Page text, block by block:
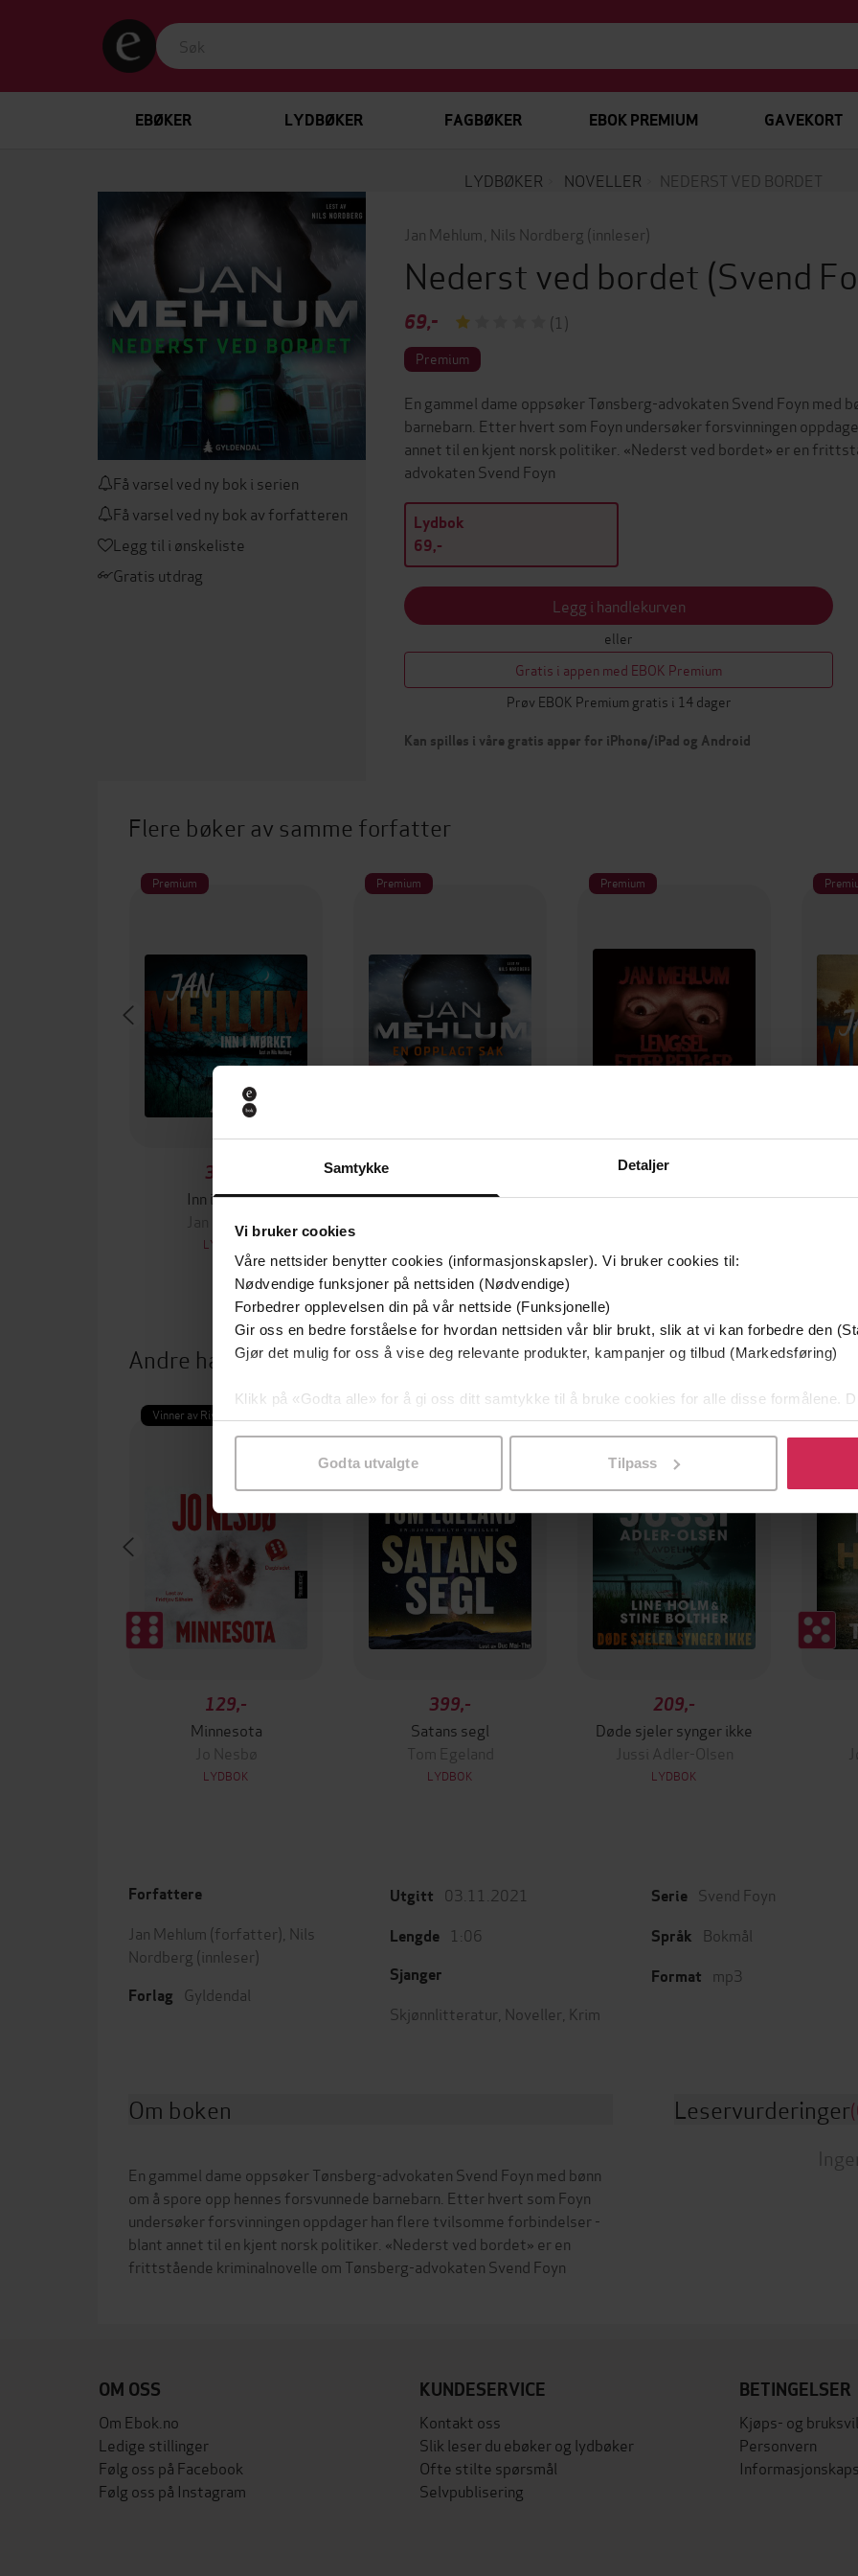
Samtykke Detaljer
Vi bruker cookies
Våre nettsider benytter cookies (informasjonskapsler). Vi bruker cookies til:
Nødvendige funksjoner på nettsiden (Nødvendige)
Forbedrer opplevelsen din på vår nettside (Funksjonelle)
Gir oss en bedre forståelse for hvordan nettsiden vår blir brukt, slik at vi kan forbedre den
Gjør det mulig for oss å vise deg relevante produkter, kampanjer og tilbud (Markedsføring)
Klikk på «Godta alle» for å gi oss ditt samtykke til å bruke cookies for alle disse formålene.
samtykke til spesifikke formål ved å klikke på «Tilpass». Du kan når som helst trekke
Godta utvalgte Tilpass
EBØKER LYDBØKER FAGBØKER EBOK PREMIUM GAVEKORT
LYDBØKER NOVELLER NEDERST VED BORDET
Få varsel ved ny bok i serien
Få varsel ved ny bok av forfatteren
Legg til i ønskeliste
Gratis utdrag
Jan Mehlum Nils Nordberg (innleser)
Nederst ved bordet (Svend
69,- (1)
Premium
En gammel dame oppsøker Tønsberg-advokaten Svend Foyn med
barnebarn. Etter hvert som Foyn undersøker forsvinningen
annet til en kjent norsk politiker. «Nederst ved bordet» er en
advokaten Svend Foyn
Lydbok
69,-
Legg i handlekurven
eller
Gratis i appen med EBOK Premium
Prøv EBOK Premium gratis i 14 dager
Kan spilles i våre gratis apper for iPhone/iPad og Android
Flere bøker av samme forfatter
Premium
399,-
Inn i mørket
Jan Mehlum
LYDBOK
Premium
En opplagt sak
Premium
149,-
Lengsel etter penger
Andre har også kjøpt
Vinner av Rivertonprisen
129,-
Minnesota
Jo Nesbø
LYDBOK
399,-
Satans segl
Tom Egeland
LYDBOK
209,-
Døde sjeler synger ikke
Jussi Adler-Olsen
LYDBOK
Forfattere
Jan Mehlum (forfatter), Nils
Nordberg (innleser)
Forlag Gyldendal
Utgitt 03.11.2021
Lengde 1:06
Sjanger
Skjønnlitteratur Noveller Krim
Serie Svend Foyn
Språk Bokmål
Format mp3
Om boken
En gammel dame oppsøker Tønsberg-advokaten Svend Foyn med bønn
om å spore opp hennes forsvunnede barnebarn. Etter hvert som Foyn
undersøker forsvinningen oppdager han flere tvilsomme forbindelser -
blant annet til en kjent norsk politiker. «Nederst ved bordet» er en
Leservurderinger
OM OSS
Om Ebok.no
Ledige stillinger
Følg oss på Facebook
Følg oss på Instagram
KUNDESERVICE
Kontakt oss
Slik leser du ebøker og lydbøker
Ofte stilte spørsmål
Selvpublisering
BETINGELSER
Kjøps- og
Personvern